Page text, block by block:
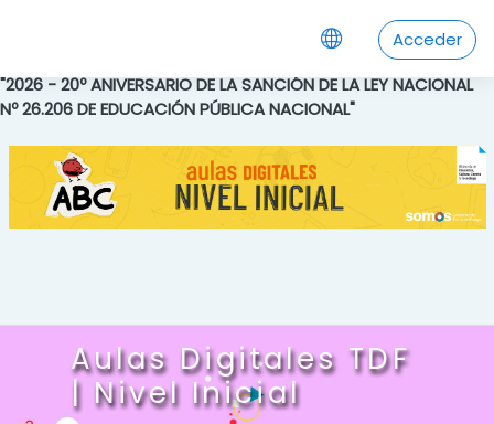
Acceder
"2026 - 20º ANIVERSARIO DE LA SANCIÓN DE LA LEY NACIONAL
Nº 26.206 DE EDUCACIÓN PÚBLICA NACIONAL"
Aulas Digitales TDF
| Nivel Inicial